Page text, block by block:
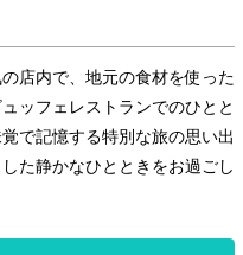
店内で、地元の食材を使った
ッフェレストランでのひとと
で記憶する特別な旅の思い出
た静かなひとときをお過ごし